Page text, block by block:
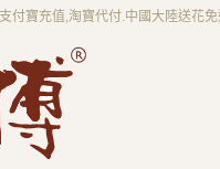
付寶充值,淘寶代付.中國大陸送花